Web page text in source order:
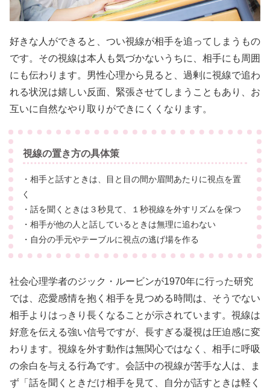
好きな人ができると、つい視線が相手を追ってしまうもの
です。その視線は本人も気づかないうちに、相手にも周囲
にも伝わります。男性心理から見ると、過剰に視線で追わ
れる状況は嬉しい反面、緊張させてしまうこともあり、お
互いに自然なやり取りができにくくなります。
視線の置き方の具体策
・相手と話すときは、目と目の間か眉間あたりに視点を置
く
・話を聞くときは３秒見て、１秒視線を外すリズムを保つ
・相手が他の人と話しているときは無理に追わない
・自分の手元やテーブルに視点の逃げ場を作る
社会心理学者のジック・ルービンが1970年に行った研究
では、恋愛感情を抱く相手を見つめる時間は、そうでない
相手よりはっきり長くなることが示されています。視線は
好意を伝える強い信号ですが、長すぎる凝視は圧迫感に変
わります。視線を外す動作は無関心ではなく、相手に呼吸
の余白を与える行為です。会話中の視線が苦手な人は、ま
ず「話を聞くときだけ相手を見て、自分が話すときは軽く